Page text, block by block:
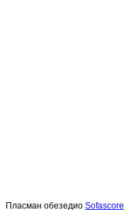
Пласман обезедио Sofascore